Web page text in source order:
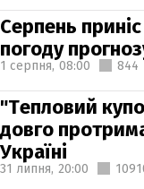
Серпень
погоду
1 серпня, 08:00 844
"Тепловий
довго
Україні
31 липня, 20:00